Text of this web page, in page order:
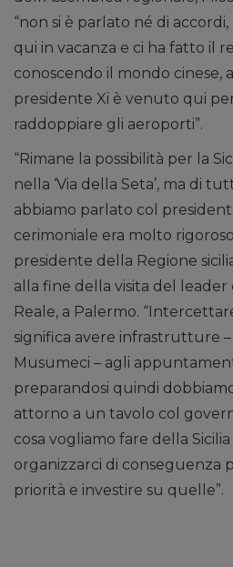
“non si è parlato né di
qui in vacanza e ci ha fatto il
conoscendo il mondo cinese,
presidente Xi è venuto qui
raddoppiare gli aeroporti”.
“Rimane la possibilità per la
nella ‘Via della Seta’, ma di
abbiamo parlato col
cerimoniale era molto
presidente della Regione
alla fine della visita del leader
Reale, a Palermo.
significa avere infrastrutture
Musumeci – agli
preparandosi quindi
attorno a un tavolo col
cosa vogliamo fare della Sicilia
organizzarci di conseguenza
priorità e investire su quelle”.